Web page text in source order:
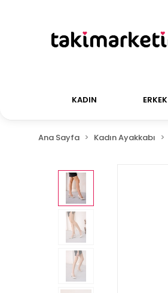
KADIN ERKEK
Ana Sayfa Kadın Ayakkabı